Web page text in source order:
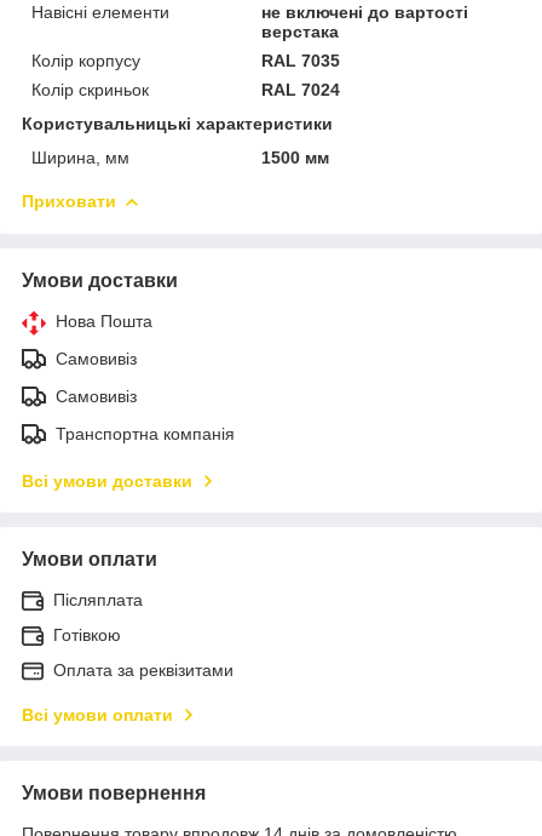
Навісні елементи
не включені до вартості
верстака
Колір корпусу
RAL 7035
Колір скриньок
RAL 7024
Користувальницькі характеристики
Ширина, мм
1500 мм
Приховати
Умови доставки
Нова Пошта
Самовивіз
Самовивіз
Транспортна компанія
Всі умови доставки
Умови оплати
Післяплата
Готівкою
Оплата за реквізитами
Всі умови оплати
Умови повернення